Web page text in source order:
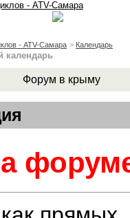
- ATV-Самара > Календарь
Форум в крыму